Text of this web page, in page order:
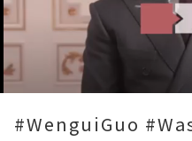
Unmute
65.62%
#WenguiGuo